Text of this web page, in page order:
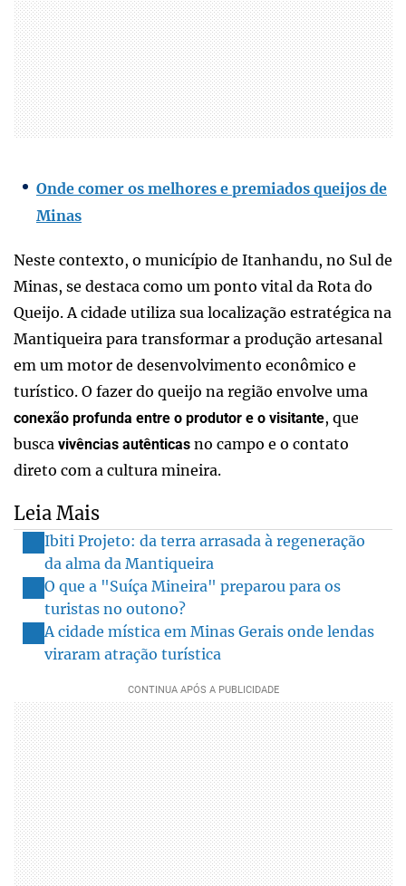
Onde comer os melhores e premiados queijos de
Minas
Neste contexto, o município de Itanhandu, no Sul de
Minas, se destaca como um ponto vital da Rota do
Queijo. A cidade utiliza sua localização estratégica na
Mantiqueira para transformar a produção artesanal
em um motor de desenvolvimento econômico e
turístico. O fazer do queijo na região envolve uma
conexão profunda entre o produtor e o visitante, que
busca vivências autênticas no campo e o contato
direto com a cultura mineira.
Leia Mais
Ibiti Projeto: da terra arrasada à regeneração
da alma da Mantiqueira
O que a "Suíça Mineira" preparou para os
turistas no outono?
A cidade mística em Minas Gerais onde lendas
viraram atração turística